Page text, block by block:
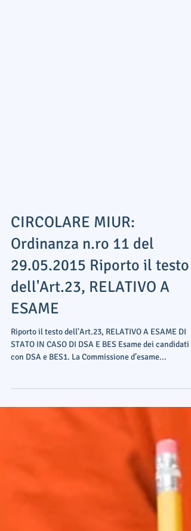
CIRCOLARE MIUR:
Ordinanza n.ro 11 del
29.05.2015 Riporto il testo
dell'Art.23, RELATIVO A
ESAME
con DSA e BES1. La Commissione d’esame...